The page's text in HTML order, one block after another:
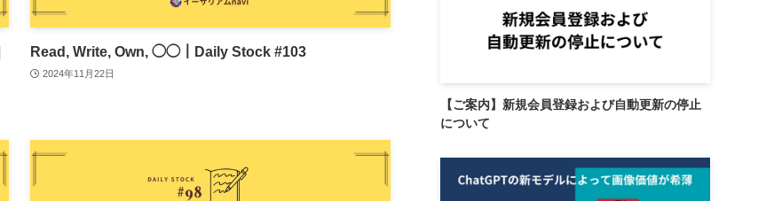
Read, Write, Own, ◯◯｜Daily Stock #103
2024年11月22日
【ご案内】新規会員登録および自動更新の停止
について